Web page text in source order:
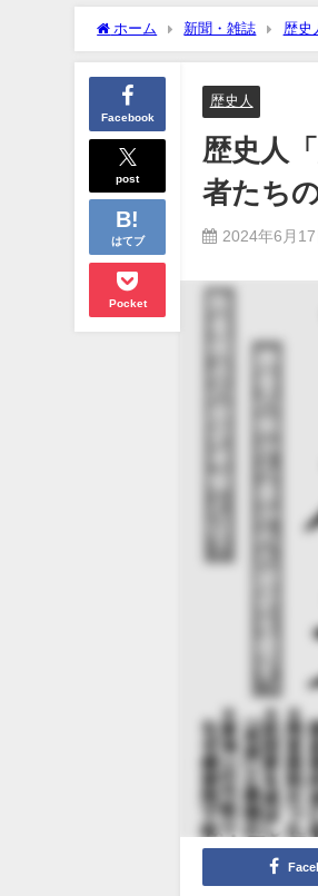
ホーム 新聞・雑誌 歴史
Facebook
post
はてブ
Pocket
歴史人
歴史人
者たち
2024年6月17